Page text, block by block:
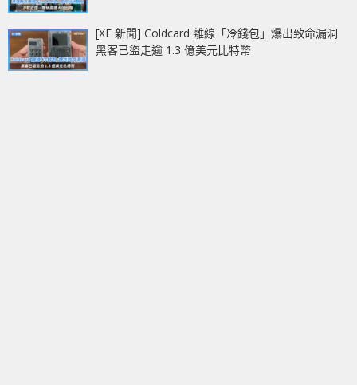
[XF 新聞] Coldcard 離線「冷錢包」爆出致命漏洞
黑客已盜走逾 1.3 億美元比特幣